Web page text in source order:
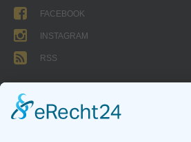
FACEBOOK
INSTAGRAM
RSS
FORMULARE